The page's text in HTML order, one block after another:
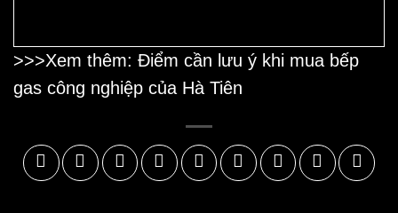
>>>Xem thêm: Điểm cần lưu ý khi mua bếp
gas công nghiệp của Hà Tiên